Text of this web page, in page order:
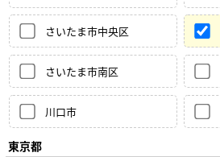
さいたま市中央区
さいたま市南区
川口市
東京都